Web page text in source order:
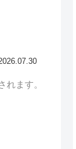
ます。